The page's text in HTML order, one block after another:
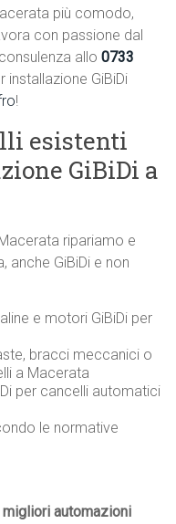
più comodo,
con passione dal
allo0733
installazione GiBiDi
!
esistenti
GiBiDi a
ripariamo e
anche GiBiDi e non
e motori GiBiDi per
bracci meccanici o
a Macerata
per cancelli automatici
le normative
migliori automazioni